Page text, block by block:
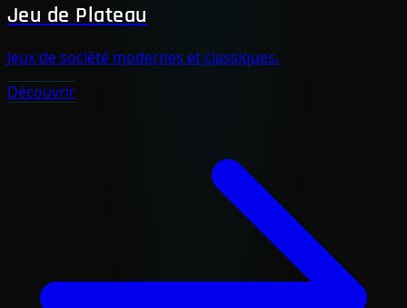
Jeu de Plateau
Jeux de société modernes et classiques.
Découvrir